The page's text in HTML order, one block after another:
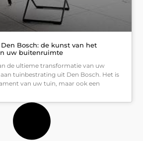
Bosch: de kunst van het
uw buitenruimte
de ultieme transformatie van uw
tuinbestrating uit Den Bosch. Het is
van uw tuin, maar ook een